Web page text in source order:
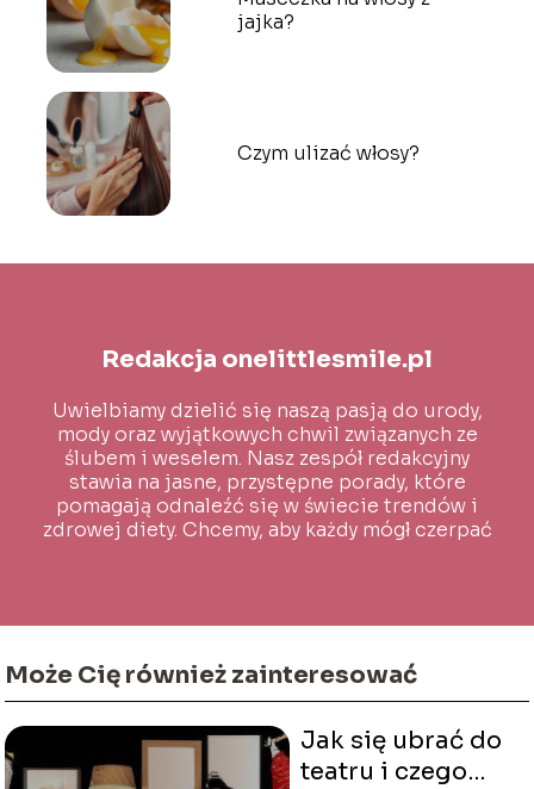
jajka?
Czym ulizać włosy?
Redakcja onelittlesmile.pl
Uwielbiamy dzielić się naszą pasją do urody,
mody oraz wyjątkowych chwil związanych ze
ślubem i weselem. Nasz zespół redakcyjny
stawia na jasne, przystępne porady, które
pomagają odnaleźć się w świecie trendów i
zdrowej diety. Chcemy, aby każdy mógł czerpać
Może Cię również zainteresować
Jak się ubrać do
teatru i czego